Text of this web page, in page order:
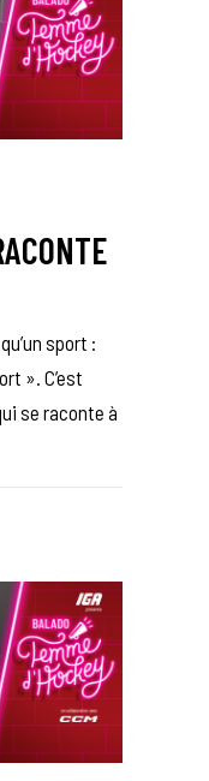
sport :
». C’est
se raconte à